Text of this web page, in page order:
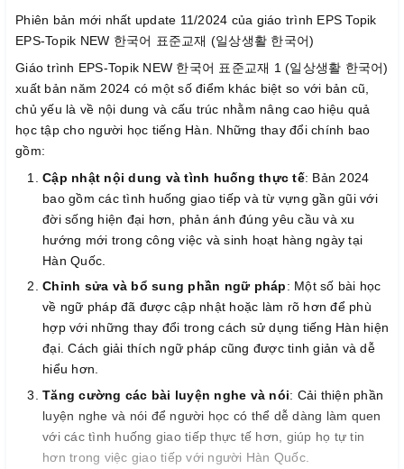
Phiên bản mới nhất update 11/2024 của giáo trình EPS Topik
EPS-Topik NEW 한국어 표준교재 (일상생활 한국어)
Giáo trình EPS-Topik NEW 한국어 표준교재 1 (일상생활 한국어)
xuất bản năm 2024 có một số điểm khác biệt so với bản cũ,
chủ yếu là về nội dung và cấu trúc nhằm nâng cao hiệu quả
học tập cho người học tiếng Hàn. Những thay đổi chính bao
gồm:
Cập nhật nội dung và tình huống thực tế: Bản 2024
bao gồm các tình huống giao tiếp và từ vựng gần gũi với
đời sống hiện đại hơn, phản ánh đúng yêu cầu và xu
hướng mới trong công việc và sinh hoạt hàng ngày tại
Hàn Quốc.
Chỉnh sửa và bổ sung phần ngữ pháp: Một số bài học
về ngữ pháp đã được cập nhật hoặc làm rõ hơn để phù
hợp với những thay đổi trong cách sử dụng tiếng Hàn hiện
đại. Cách giải thích ngữ pháp cũng được tinh giản và dễ
hiểu hơn.
Tăng cường các bài luyện nghe và nói: Cải thiện phần
luyện nghe và nói để người học có thể dễ dàng làm quen
với các tình huống giao tiếp thực tế hơn, giúp họ tự tin
hơn trong việc giao tiếp với người Hàn Quốc.